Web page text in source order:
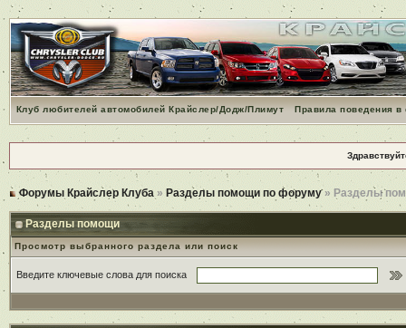
Клуб любителей автомобилей Крайслер/Додж/Плимут Правила поведения
Форумы Крайслер Клуба » Разделы помощи по форуму» Разделы
Разделы помощи
Просмотр выбранного раздела или поиск
Введите ключевые слова для поиска